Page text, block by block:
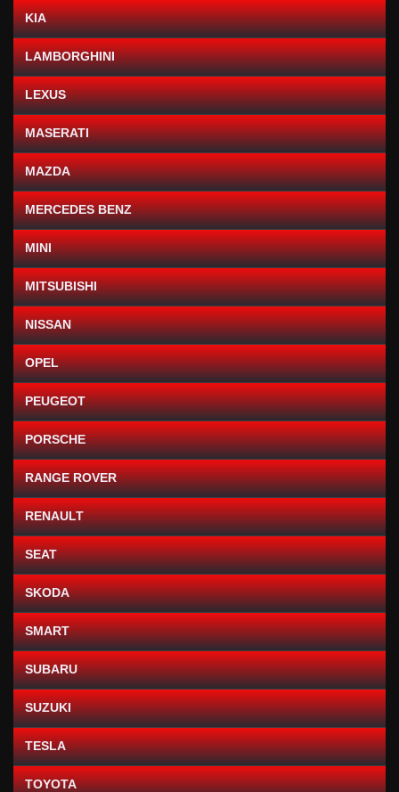
KIA
LAMBORGHINI
LEXUS
MASERATI
MAZDA
MERCEDES BENZ
MINI
MITSUBISHI
NISSAN
OPEL
PEUGEOT
PORSCHE
RANGE ROVER
RENAULT
SEAT
SKODA
SMART
SUBARU
SUZUKI
TESLA
TOYOTA